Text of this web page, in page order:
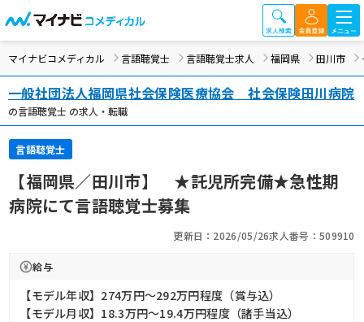
マイナビコメディカル 言語聴覚士 言語聴覚士求人 福岡県 田川市
一般社団法人福岡県社会保険医療協会 社会保険田川病院
の言語聴覚士 の求人・転職
言語聴覚士
【福岡県／田川市】 ★託児所完備★急性期
病院にて言語聴覚士募集
更新日：2026/05/26求人番号：509910
給与
【モデル年収】274万円〜292万円程度（賞与込）
【モデル月収】18.3万円〜19.4万円程度（諸手当込）